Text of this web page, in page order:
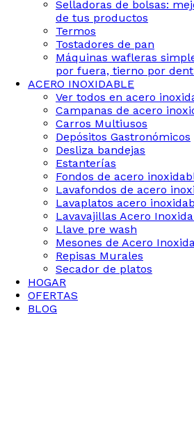
Selladoras de bolsas:
de tus productos
Termos
Tostadores de pan
Máquinas wafleras
por fuera, tierno por
ACERO INOXIDABLE
Ver todos en acero
Campanas de acero
Carros Multiusos
Depósitos Gastronómicos
Desliza bandejas
Estanterías
Fondos de acero
Lavafondos de acero
Lavaplatos acero
Lavavajillas Acero
Llave pre wash
Mesones de Acero
Repisas Murales
Secador de platos
HOGAR
OFERTAS
BLOG